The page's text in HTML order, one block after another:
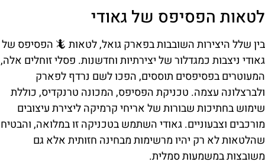
לטאות הפסיפס של גאודי
בין שלל היצירות השובבות בפארק גואל, לטאות 🦎 הפסיפס של
גאודי ניצבות כמגדלור של יצירתיות וחדשנות. פסלי זוחלים אלה,
המעוטרים בפסיפסים תוססים, הפכו לשם נרדף לפארק
ולברצלונה עצמה. טכניקת הפסיפס, המכונה טרנקדיס, כוללת
שימוש בחתיכות שבורות של אריחי קרמיקה ליצירת עיצובים
מורכבים וצבעוניים. גאודי השתמש בטכניקה זו במלואה, והבטיח
שהלטאות לא רק יהיו מרשימות מבחינה חזותית אלא גם
משובצות במשמעות סמלית.